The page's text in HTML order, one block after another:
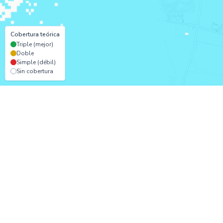
Cobertura teórica
Triple (mejor)
Doble
Simple (débil)
Sin cobertura